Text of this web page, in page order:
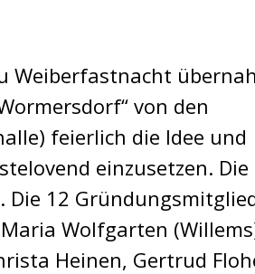
Weiberfastnacht
von den
feierlich die Idee und
einzusetzen. Die
Die 12
Wolfgarten
Heinen, Gertrud